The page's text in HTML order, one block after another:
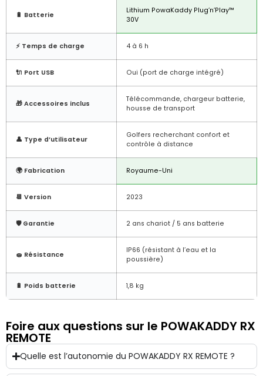
🔋 Batterie
Lithium PowaKaddy Plug’n’Play™
30V
⚡ Temps de charge 4 à 6 h
🔌 Port USB Oui (port de charge intégré)
🎁 Accessoires inclus
Télécommande, chargeur batterie,
housse de transport
👤 Type d’utilisateur
Golfers recherchant confort et
contrôle à distance
🌍 Fabrication Royaume-Uni
📆 Version 2023
🛡️ Garantie 2 ans chariot / 5 ans batterie
🧽 Résistance
IP66 (résistant à l’eau et la
poussière)
🔋 Poids batterie 1,8 kg
Foire aux questions sur le POWAKADDY RX
REMOTE
Quelle est l’autonomie du POWAKADDY RX REMOTE ?